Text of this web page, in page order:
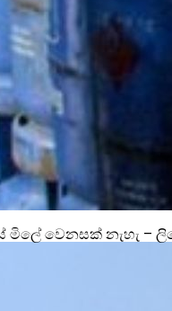
මිලේ වෙනසක් නැහැ –